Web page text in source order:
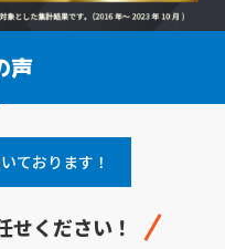
声
ております！
せください！